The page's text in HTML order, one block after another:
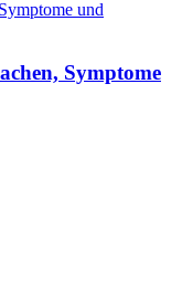
Symptome